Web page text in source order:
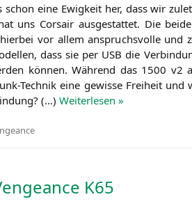
schon eine Ewig­keit her, dass wir
uns Cor­sair aus­ge­stat­tet. Die
vor allem anspruchs­vol­le und
dass sie per USB die
kön­nen. Wäh­rend das 1500 v2
Tech­nik eine gewis­se Frei­heit
(…) Wei­ter­le­sen »
K65